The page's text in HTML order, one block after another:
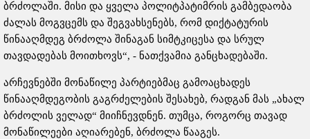
ბრძოლაში. მისი და ყველა პოლიტპატიმრის გამბედაობა
ძალას მოგვცემს და შეგვახსენებს, რომ დიქტატურის
წინააღმდეგ ბრძოლა შინაგან სიმტკიცესა და სრულ
თავდადებას მოითხოვს“, - ნათქვამია განცხადებაში.
არჩევნებში მონაწილე პარტიებმაც გამოაცხადეს
წინააღმდეგობის გაგრძელების შესახებ, რადგან მას „ახალ
ბრძოლის ველად“ მიიჩნევდნენ. თუმცა, როგორც თავად
მონაწილეები აღიარებენ, ბრძოლა წააგეს.